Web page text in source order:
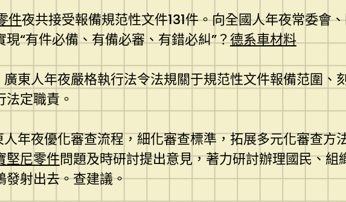
件夜共接受報備規范性文件131件。向全國人年夜常委會
“有件必備、有備必審、有錯必糾”？德系車材料
廣東人年夜嚴格執行法令法規關于規范性文件報備范圍、
定職責。
人年夜優化審查流程，細化審查標準，拓展多元化審查方
堅尼零件問題及時研討提出意見，著力研討辦理國民、
發射出去。查建議。